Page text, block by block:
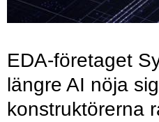
EDA-företaget
längre AI nöja
konstruktörerna